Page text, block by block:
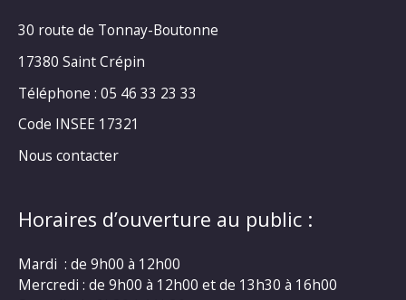
30 route de Tonnay-Boutonne
17380 Saint Crépin
Téléphone : 05 46 33 23 33
Code INSEE 17321
Nous contacter
Horaires d’ouverture au public :
Mardi : de 9h00 à 12h00
Mercredi : de 9h00 à 12h00 et de 13h30 à 16h00